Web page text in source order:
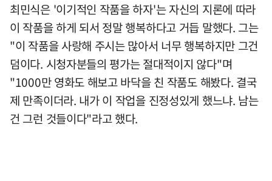
최민식은 '이기적인 작품을 하자'는 자신의 지론에 따라
이 작품을 하게 되서 정말 행복하다고 거듭 말했다. 그는
"이 작품을 사랑해 주시는 많아서 너무 행복하지만 그건
덤이다. 시청자분들의 평가는 절대적이지 않다"며
"1000만 영화도 해보고 바닥을 친 작품도 해봤다. 결국
제 만족이더라. 내가 이 작업을 진정성있게 했느냐. 남는
건 그런 것들이다"라고 했다.